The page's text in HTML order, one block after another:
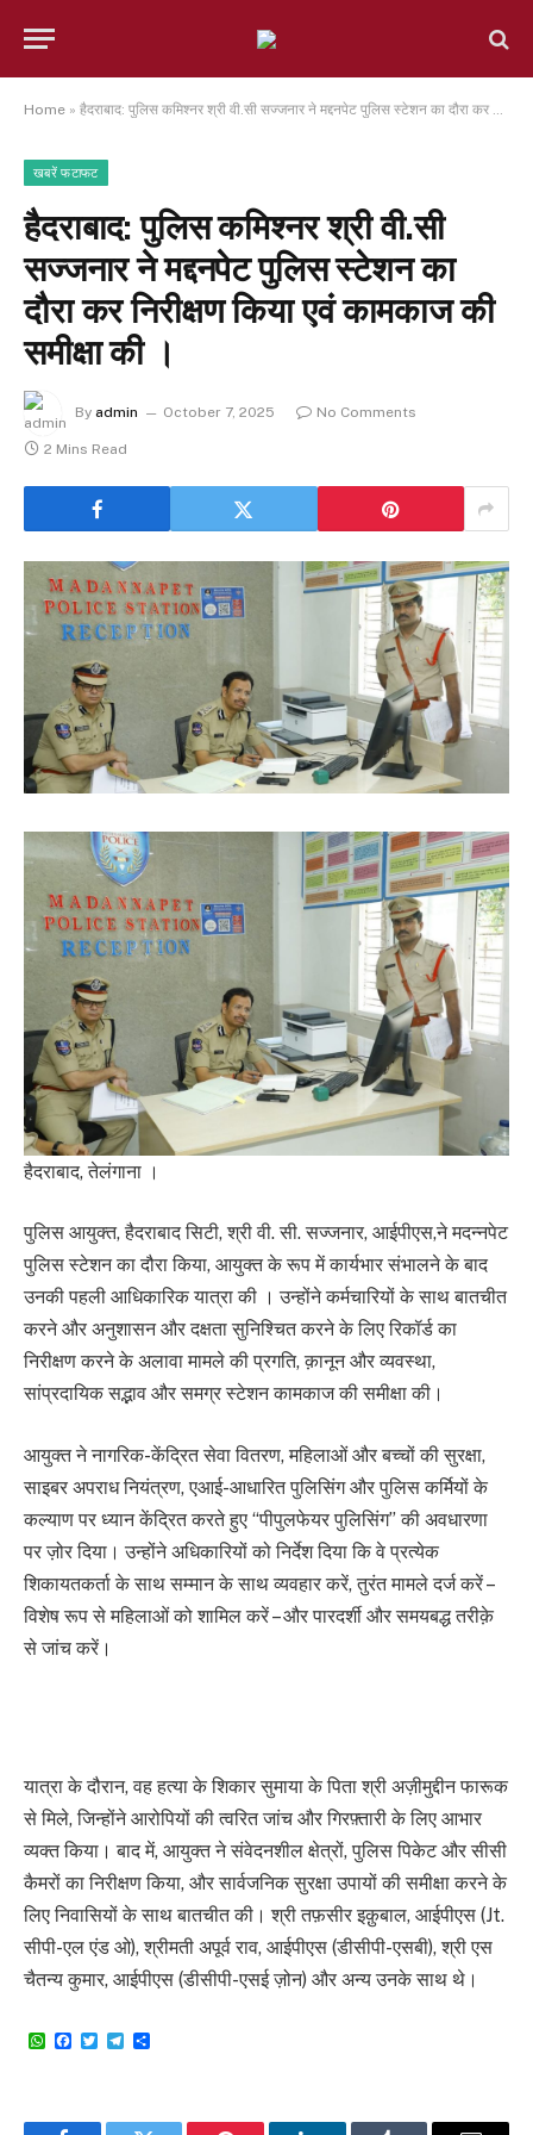
Home » हैदराबाद: पुलिस कमिश्नर श्री वी.सी सज्जनार ने मद्दनपेट पुलिस स्टेशन का दौरा कर निरीक्षण किया एवं कामकाज की समीक्षा की ।
खबरें फटाफट
हैदराबाद: पुलिस कमिश्नर श्री वी.सी
सज्जनार ने मद्दनपेट पुलिस स्टेशन का
दौरा कर निरीक्षण किया एवं कामकाज की
समीक्षा की ।
By admin October 7, 2025 No Comments
2 Mins Read
हैदराबाद, तेलंगाना ।
पुलिस आयुक्त, हैदराबाद सिटी, श्री वी. सी. सज्जनार, आईपीएस,ने मदन्नपेट
पुलिस स्टेशन का दौरा किया, आयुक्त के रूप में कार्यभार संभालने के बाद
उनकी पहली आधिकारिक यात्रा की । उन्होंने कर्मचारियों के साथ बातचीत
करने और अनुशासन और दक्षता सुनिश्चित करने के लिए रिकॉर्ड का
निरीक्षण करने के अलावा मामले की प्रगति, क़ानून और व्यवस्था,
सांप्रदायिक सद्भाव और समग्र स्टेशन कामकाज की समीक्षा की।
आयुक्त ने नागरिक-केंद्रित सेवा वितरण, महिलाओं और बच्चों की सुरक्षा,
साइबर अपराध नियंत्रण, एआई-आधारित पुलिसिंग और पुलिस कर्मियों के
कल्याण पर ध्यान केंद्रित करते हुए “पीपुलफेयर पुलिसिंग” की अवधारणा
पर ज़ोर दिया। उन्होंने अधिकारियों को निर्देश दिया कि वे प्रत्येक
शिकायतकर्ता के साथ सम्मान के साथ व्यवहार करें, तुरंत मामले दर्ज करें –
विशेष रूप से महिलाओं को शामिल करें – और पारदर्शी और समयबद्ध तरीक़े
से जांच करें।
यात्रा के दौरान, वह हत्या के शिकार सुमाया के पिता श्री अज़ीमुद्दीन फारूक
से मिले, जिन्होंने आरोपियों की त्वरित जांच और गिरफ़्तारी के लिए आभार
व्यक्त किया। बाद में, आयुक्त ने संवेदनशील क्षेत्रों, पुलिस पिकेट और सीसी
कैमरों का निरीक्षण किया, और सार्वजनिक सुरक्षा उपायों की समीक्षा करने के
लिए निवासियों के साथ बातचीत की। श्री तफ़सीर इक़ुबाल, आईपीएस (Jt.
सीपी-एल एंड ओ), श्रीमती अपूर्व राव, आईपीएस (डीसीपी-एसबी), श्री एस
चैतन्य कुमार, आईपीएस (डीसीपी-एसई ज़ोन) और अन्य उनके साथ थे।
WhatsApp
Facebook
TwitterTelegram